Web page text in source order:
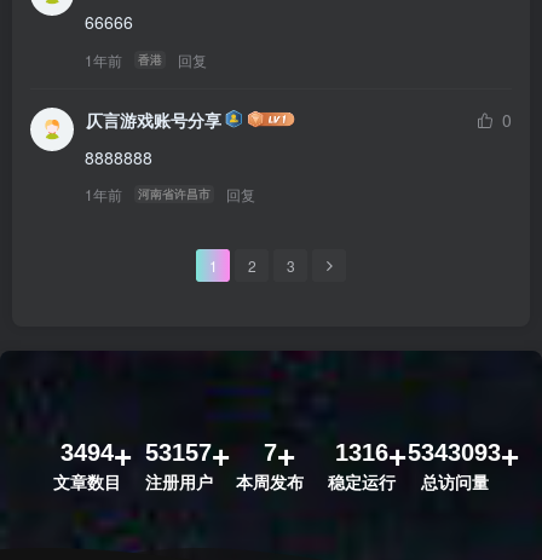
66666
1年前 香港 回复
仄言游戏账号分享
0
8888888
1年前 河南省许昌市 回复
1 2 3
3494
文章数目
53157
注册用户
7
本周发布
1316
稳定运行
5343093
总访问量